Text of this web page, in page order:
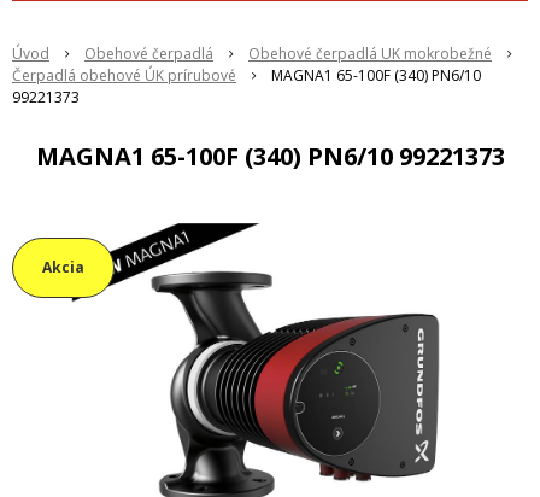
Úvod Obehové čerpadlá
Obehové čerpadlá UK mokrobežné
Čerpadlá obehové ÚK prírubové
MAGNA1 65-100F (340) PN6/10
99221373
MAGNA1 65-100F (340) PN6/10 99221373
Akcia